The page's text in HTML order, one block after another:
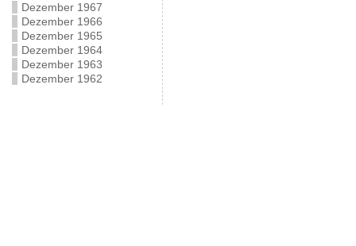
Dezember 1967
Dezember 1966
Dezember 1965
Dezember 1964
Dezember 1963
Dezember 1962